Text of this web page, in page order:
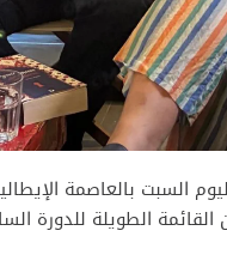
السبت بالعاصمة
الطويلة للدورة